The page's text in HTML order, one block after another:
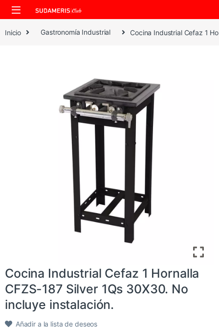
Skip to navigation
Skip to content
Inicio Gastronomía Industrial Cocina Industrial Cefaz 1
Cocina Industrial Cefaz 1 Hornalla
CFZS-187 Silver 1Qs 30X30. No
incluye instalación.
Añadir a la lista de deseos